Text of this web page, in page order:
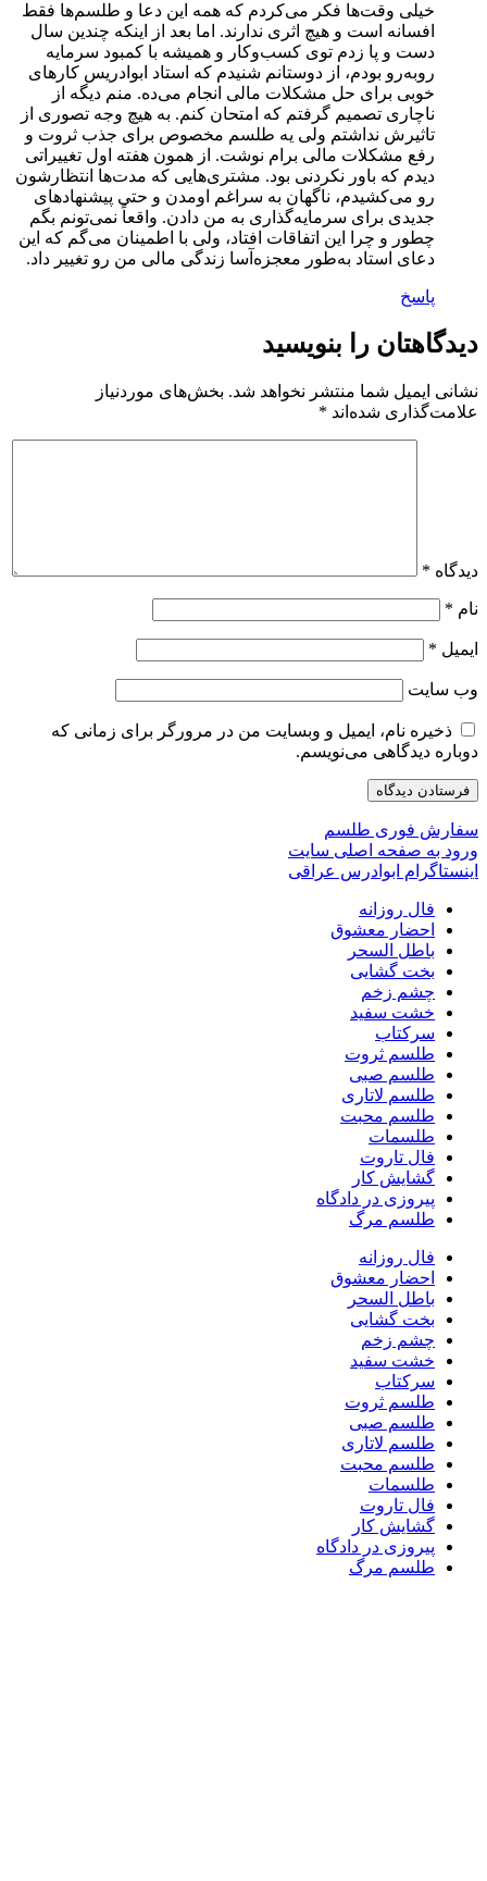
خیلی وقت‌ها فکر می‌کردم که همه این دعا و طلسم‌ها فقط
افسانه است و هیچ اثری ندارند. اما بعد از اینکه چندین سال
دست و پا زدم توی کسب‌وکار و همیشه با کمبود سرمایه
روبه‌رو بودم، از دوستانم شنیدم که استاد ابوادریس کارهای
خوبی برای حل مشکلات مالی انجام می‌ده. منم دیگه از
ناچاری تصمیم گرفتم که امتحان کنم. به هیچ وجه تصوری از
تاثیرش نداشتم ولی یه طلسم مخصوص برای جذب ثروت و
رفع مشکلات مالی برام نوشت. از همون هفته اول تغییراتی
دیدم که باور نکردنی بود. مشتری‌هایی که مدت‌ها انتظارشون
رو می‌کشیدم، ناگهان به سراغم اومدن و حتی پیشنهادهای
جدیدی برای سرمایه‌گذاری به من دادن. واقعاً نمی‌تونم بگم
چطور و چرا این اتفاقات افتاد، ولی با اطمینان می‌گم که این
دعای استاد به‌طور معجزه‌آسا زندگی مالی من رو تغییر داد.
پاسخ
دیدگاهتان را بنویسید
نشانی ایمیل شما منتشر نخواهد شد. بخش‌های موردنیاز
علامت‌گذاری شده‌اند *
دیدگاه *
نام *
ایمیل *
وب‌ سایت
ذخیره نام، ایمیل و وبسایت من در مرورگر برای زمانی که
دوباره دیدگاهی می‌نویسم.
سفارش فوری طلسم
ورود به صفحه اصلی سایت
اینستاگرام ابوادرس عراقی
فال روزانه
احضار معشوق
باطل السحر
بخت گشایی
چشم زخم
خشت سفید
سرکتاب
طلسم ثروت
طلسم صبی
طلسم لاتاری
طلسم محبت
طلسمات
فال تاروت
گشایش کار
پیروزی در دادگاه
طلسم مرگ
فال روزانه
احضار معشوق
باطل السحر
بخت گشایی
چشم زخم
خشت سفید
سرکتاب
طلسم ثروت
طلسم صبی
طلسم لاتاری
طلسم محبت
طلسمات
فال تاروت
گشایش کار
پیروزی در دادگاه
طلسم مرگ